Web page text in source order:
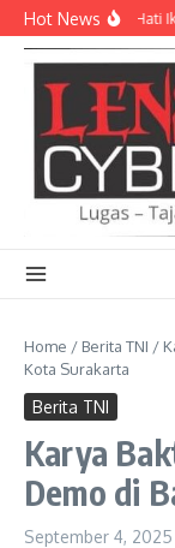
Lewati ke konten
Hot NewsDengan Hati
Home / Berita TNI /
Kota Surakarta
Berita TNI
Karya
Demo di
September 4, 2025